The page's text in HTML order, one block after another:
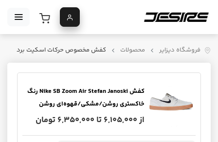
فروشگاه دیزایر محصولات کفش مخصوص حرکات اسکیت برد
کفش Nike SB Zoom Air Stefan Janoski رنگ
خاکستری روشن/مشکی/قهوه‌ای روشن
از 6,105,000 تا 6,350,000 تومان